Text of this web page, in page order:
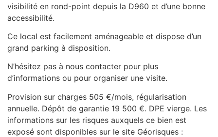
visibilité en rond-point depuis la D960 et d’une bonne
accessibilité.
Ce local est facilement aménageable et dispose d’un
grand parking à disposition.
N’hésitez pas à nous contacter pour plus
d’informations ou pour organiser une visite.
Provision sur charges 505 €/mois, régularisation
annuelle. Dépôt de garantie 19 500 €. DPE vierge. Les
informations sur les risques auxquels ce bien est
exposé sont disponibles sur le site Géorisques :